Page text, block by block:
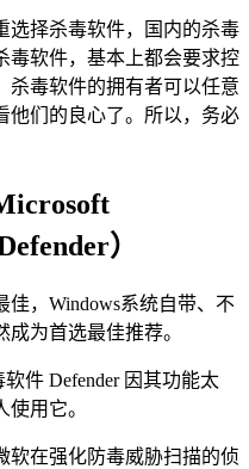
选择杀毒软件，国内的杀毒
毒软件，基本上都会要求控
杀毒软件的拥有者可以任意
他们的良心了。所以，务必
）
，Windows系统自带、不
为首选最佳推荐。
件 Defender 因其功能太
用它。
软在强化防毒威胁扫描的侦